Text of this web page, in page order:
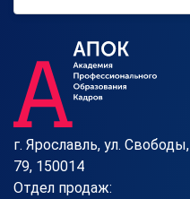
г. Ярославль, ул. Свободы,
79, 150014
Отдел продаж: